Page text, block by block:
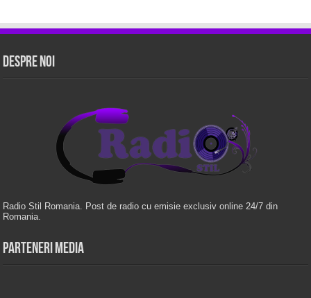
Despre Noi
Radio Stil Romania. Post de radio cu emisie exclusiv online 24/7 din
Romania.
Parteneri Media